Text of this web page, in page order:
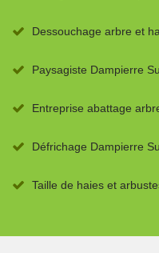
Dessouchage arbre et
Paysagiste Dampierre
Entreprise abattage
Défrichage Dampierre
Taille de haies et